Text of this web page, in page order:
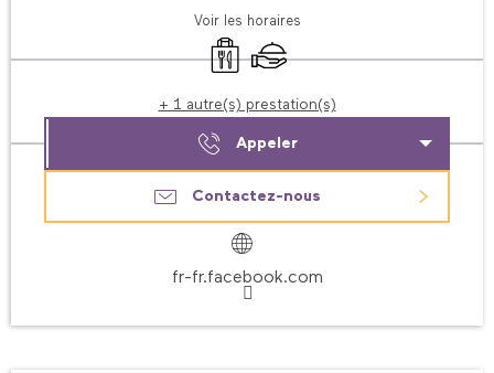
Voir les horaires
Vente à emporter
Traiteur
+ 1 autre(s) prestation(s)
Appeler
Contactez-nous
fr-fr.facebook.com